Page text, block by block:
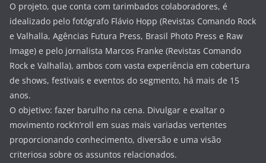
O projeto, que conta com tarimbados colaboradores, é
idealizado pelo fotógrafo Flávio Hopp (Revistas Comando Rock
e Valhalla, Agências Futura Press, Brasil Photo Press e Raw
Image) e pelo jornalista Marcos Franke (Revistas Comando
Rock e Valhalla), ambos com vasta experiência em cobertura
de shows, festivais e eventos do segmento, há mais de 15
anos.
O objetivo: fazer barulho na cena. Divulgar e exaltar o
movimento rock’n’roll em suas mais variadas vertentes
proporcionando conhecimento, diversão e uma visão
criteriosa sobre os assuntos relacionados.